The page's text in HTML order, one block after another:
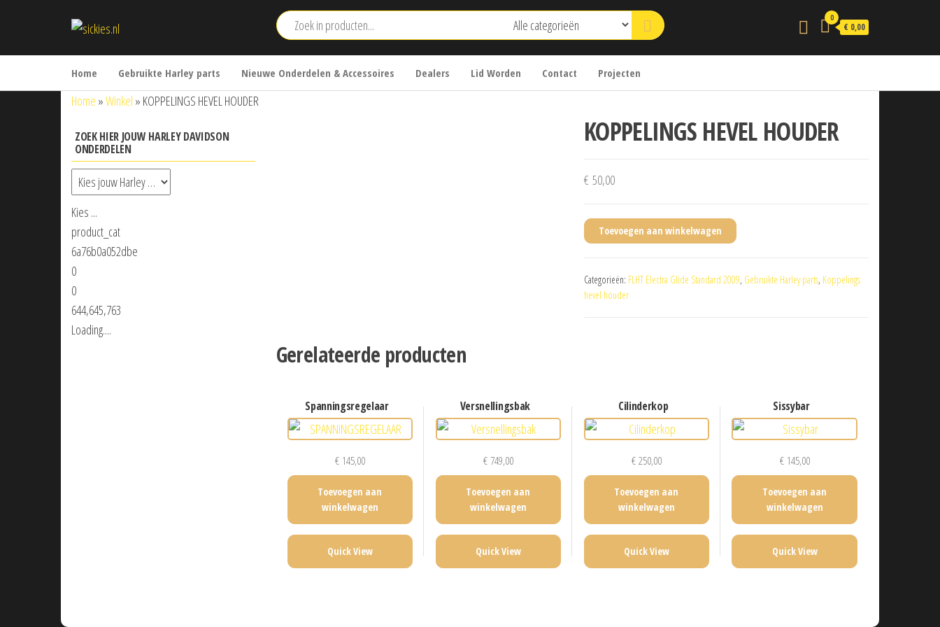
0
€ 0,00
Home Gebruikte Harley parts Nieuwe Onderdelen & Accessoires Dealers Lid Worden Contact Projecten
Home »Winkel » KOPPELINGS HEVEL HOUDER
KOPPELINGS HEVEL HOUDER
€ 50,00
Toevoegen aan winkelwagen
Categorieën: FLHT Electra Glide Standard 2009, Gebruikte Harley parts, Koppelings
hevel houder
Gerelateerde producten
spanningsregelaar
€145,00
Toevoegen aan
winkelwagen
Quick View
versnellingsbak
€749,00
Toevoegen aan
winkelwagen
Quick View
cilinderkop
€250,00
Toevoegen aan
winkelwagen
Quick View
sissybar
€145,00
Toevoegen aan
winkelwagen
Quick View
ZOEK HIER JOUW HARLEY DAVIDSON
ONDERDELEN
Kies ...
product_cat
6a76b0a052dbe
0
0
644,645,763
Loading....